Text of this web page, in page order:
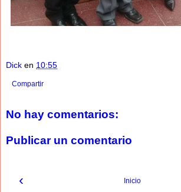
Dick en 10:55
Compartir
No hay comentarios:
Publicar un comentario
‹ Inicio